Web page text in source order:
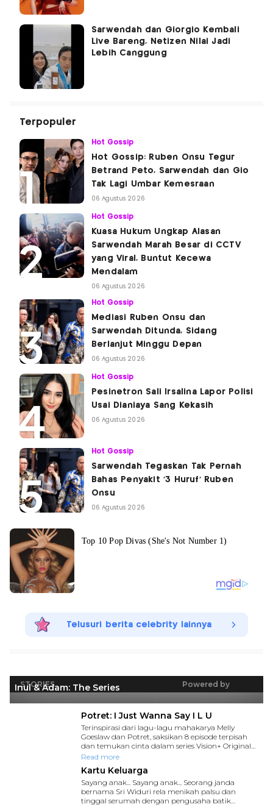
Sarwendah dan Giorgio Kembali
Live Bareng, Netizen Nilai Jadi
Lebih Canggung
Terpopuler
Hot Gossip
Hot Gossip: Ruben Onsu Tegur
Betrand Peto, Sarwendah dan Gio
Tak Lagi Umbar Kemesraan
06 Agustus 2026
Hot Gossip
Kuasa Hukum Ungkap Alasan
Sarwendah Marah Besar di CCTV
yang Viral, Buntut Kecewa
Mendalam
06 Agustus 2026
Hot Gossip
Mediasi Ruben Onsu dan
Sarwendah Ditunda, Sidang
Berlanjut Minggu Depan
06 Agustus 2026
Hot Gossip
Pesinetron Sali Irsalina Lapor Polisi
Usai Dianiaya Sang Kekasih
06 Agustus 2026
Hot Gossip
Sarwendah Tegaskan Tak Pernah
Bahas Penyakit '3 Huruf' Ruben
Onsu
06 Agustus 2026
Telusuri berita celebrity lainnya